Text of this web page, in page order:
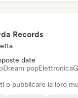
Records
date
Dream popElettronica
o pubblicare la loro